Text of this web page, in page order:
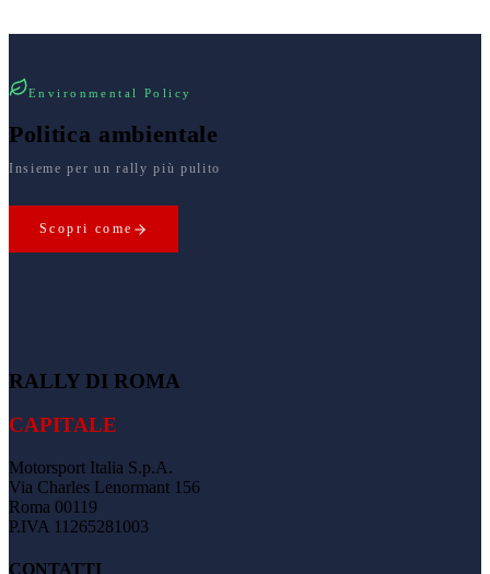
Environmental Policy
Politica ambientale
Insieme per un rally più pulito
Scopri come
RALLY DI ROMA
CAPITALE
Motorsport Italia S.p.A.
Via Charles Lenormant 156
Roma 00119
P.IVA 11265281003
CONTATTI